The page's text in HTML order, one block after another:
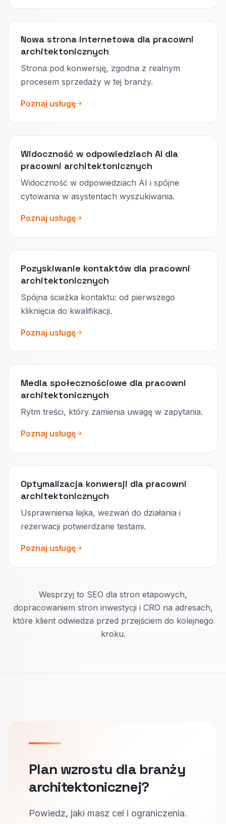
Nowa strona internetowa dla pracowni
architektonicznych
Strona pod konwersję, zgodna z realnym
procesem sprzedaży w tej branży.
Poznaj usługę
Widoczność w odpowiedziach AI dla
pracowni architektonicznych
Widoczność w odpowiedziach AI i spójne
cytowania w asystentach wyszukiwania.
Poznaj usługę
Pozyskiwanie kontaktów dla pracowni
architektonicznych
Spójna ścieżka kontaktu: od pierwszego
kliknięcia do kwalifikacji.
Poznaj usługę
Media społecznościowe dla pracowni
architektonicznych
Rytm treści, który zamienia uwagę w zapytania.
Poznaj usługę
Optymalizacja konwersji dla pracowni
architektonicznych
Usprawnienia lejka, wezwań do działania i
rezerwacji potwierdzane testami.
Poznaj usługę
Wesprzyj to SEO dla stron etapowych,
dopracowaniem stron inwestycji i CRO na adresach,
które klient odwiedza przed przejściem do kolejnego
kroku.
Plan wzrostu dla branży
architektonicznej?
Powiedz, jaki masz cel i ograniczenia.